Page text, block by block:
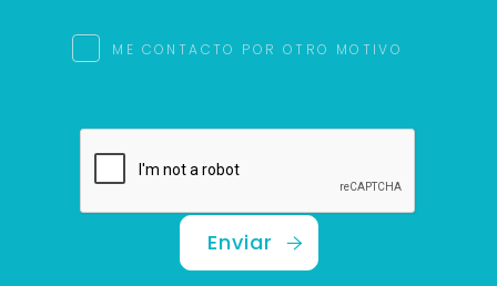
ME CONTACTO POR OTRO MOTIVO
Enviar